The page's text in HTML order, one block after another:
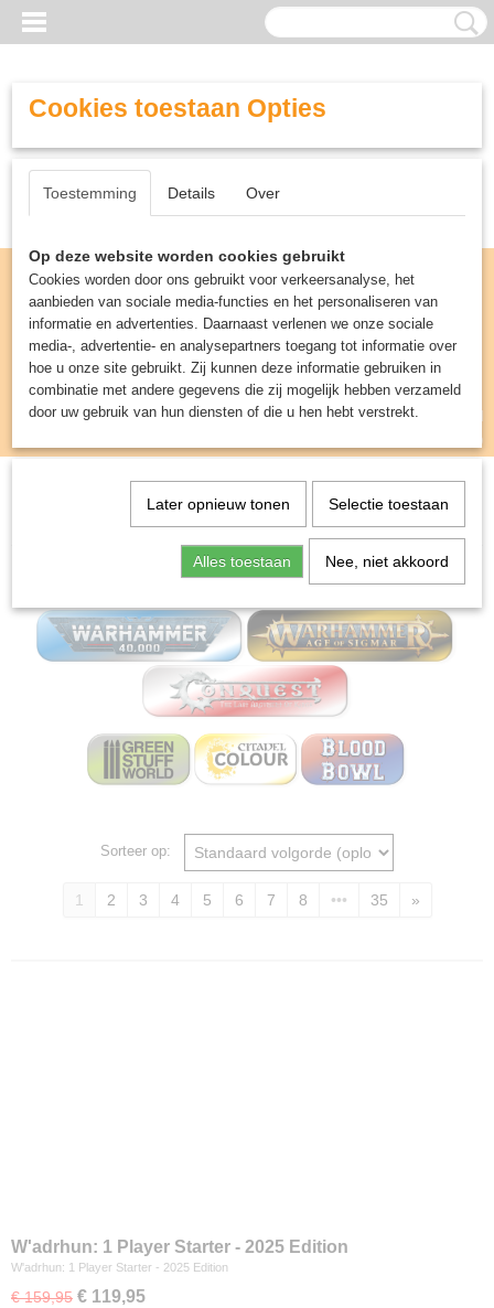
Inloggen Registreren
UW WINKELWAGEN
(0)
Miniature Gaming Board wargames - Mox
Sorteer op:
1 2 3 4 5 6 7 8 ••• 35 »
W'adrhun: 1 Player Starter - 2025 Edition
W'adrhun: 1 Player Starter - 2025 Edition
€ 159,95 € 119,95
Cookies toestaan Opties
Toestemming Details Over
Op deze website worden cookies gebruikt
Cookies worden door ons gebruikt voor verkeersanalyse, het
aanbieden van sociale media-functies en het personaliseren van
informatie en advertenties. Daarnaast verlenen we onze sociale
media-, advertentie- en analysepartners toegang tot informatie over
hoe u onze site gebruikt. Zij kunnen deze informatie gebruiken in
combinatie met andere gegevens die zij mogelijk hebben verzameld
door uw gebruik van hun diensten of die u hen hebt verstrekt.
Later opnieuw tonen Selectie toestaan
Alles toestaan Nee, niet akkoord